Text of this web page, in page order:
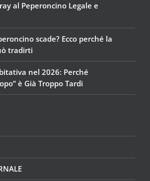
al Peperoncino Legale e
scade? Ecco perché la
tradirti
nel 2026: Perché
è Già Troppo Tardi